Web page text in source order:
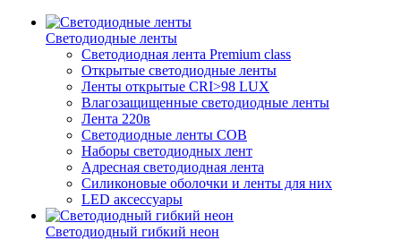
Светодиодные ленты
Светодиодная лента Premium class
Открытые светодиодные ленты
Ленты открытые CRI>98 LUX
Влагозащищенные светодиодные ленты
Лента 220в
Светодиодные ленты COB
Наборы светодиодных лент
Адресная светодиодная лента
Силиконовые оболочки и ленты для них
LED аксессуары
Светодиодный гибкий неон